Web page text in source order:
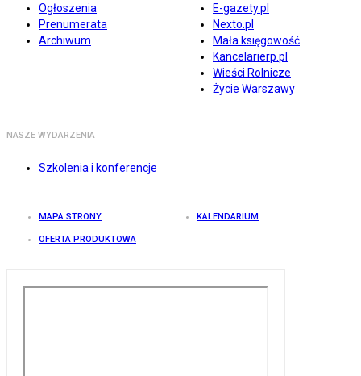
Ogłoszenia
Prenumerata
Archiwum
E-gazety.pl
Nexto.pl
Mała księgowość
Kancelarierp.pl
Wieści Rolnicze
Życie Warszawy
NASZE WYDARZENIA
Szkolenia i konferencje
MAPA STRONY KALENDARIUM
OFERTA PRODUKTOWA